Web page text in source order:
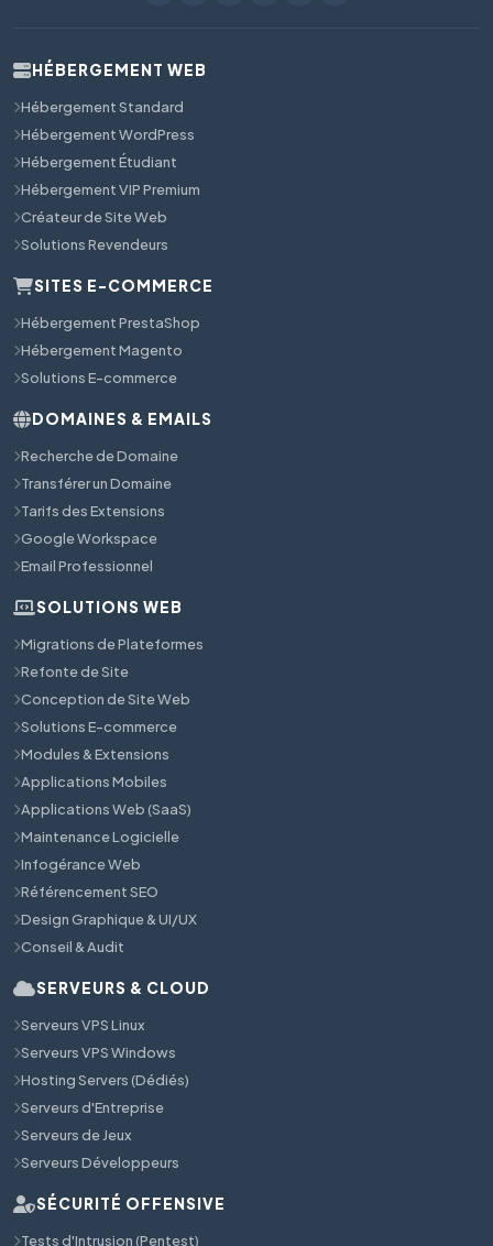
HÉBERGEMENT WEB
Hébergement Standard
Hébergement WordPress
Hébergement Étudiant
Hébergement VIP Premium
Créateur de Site Web
Solutions Revendeurs
SITES E-COMMERCE
Hébergement PrestaShop
Hébergement Magento
Solutions E-commerce
DOMAINES & EMAILS
Recherche de Domaine
Transférer un Domaine
Tarifs des Extensions
Google Workspace
Email Professionnel
SOLUTIONS WEB
Migrations de Plateformes
Refonte de Site
Conception de Site Web
Solutions E-commerce
Modules & Extensions
Applications Mobiles
Applications Web (SaaS)
Maintenance Logicielle
Infogérance Web
Référencement SEO
Design Graphique & UI/UX
Conseil & Audit
SERVEURS & CLOUD
Serveurs VPS Linux
Serveurs VPS Windows
Hosting Servers (Dédiés)
Serveurs d'Entreprise
Serveurs de Jeux
Serveurs Développeurs
SÉCURITÉ OFFENSIVE
Tests d'Intrusion (Pentest)